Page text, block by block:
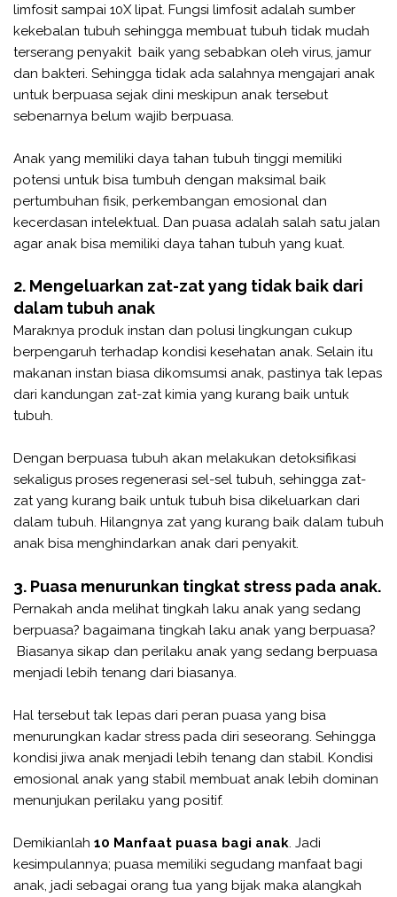
limfosit sampai 10X lipat. Fungsi limfosit adalah sumber
kekebalan tubuh sehingga membuat tubuh tidak mudah
terserang penyakit baik yang sebabkan oleh virus, jamur
dan bakteri. Sehingga tidak ada salahnya mengajari anak
untuk berpuasa sejak dini meskipun anak tersebut
sebenarnya belum wajib berpuasa.
Anak yang memiliki daya tahan tubuh tinggi memiliki
potensi untuk bisa tumbuh dengan maksimal baik
pertumbuhan fisik, perkembangan emosional dan
kecerdasan intelektual. Dan puasa adalah salah satu jalan
agar anak bisa memiliki daya tahan tubuh yang kuat.
2. Mengeluarkan zat-zat yang tidak baik dari
dalam tubuh anak
Maraknya produk instan dan polusi lingkungan cukup
berpengaruh terhadap kondisi kesehatan anak. Selain itu
makanan instan biasa dikomsumsi anak, pastinya tak lepas
dari kandungan zat-zat kimia yang kurang baik untuk
tubuh.
Dengan berpuasa tubuh akan melakukan detoksifikasi
sekaligus proses regenerasi sel-sel tubuh, sehingga zat-
zat yang kurang baik untuk tubuh bisa dikeluarkan dari
dalam tubuh. Hilangnya zat yang kurang baik dalam tubuh
anak bisa menghindarkan anak dari penyakit.
3. Puasa menurunkan tingkat stress pada anak.
Pernakah anda melihat tingkah laku anak yang sedang
berpuasa? bagaimana tingkah laku anak yang berpuasa?
Biasanya sikap dan perilaku anak yang sedang berpuasa
menjadi lebih tenang dari biasanya.
Hal tersebut tak lepas dari peran puasa yang bisa
menurungkan kadar stress pada diri seseorang. Sehingga
kondisi jiwa anak menjadi lebih tenang dan stabil. Kondisi
emosional anak yang stabil membuat anak lebih dominan
menunjukan perilaku yang positif.
Demikianlah 10 Manfaat puasa bagi anak. Jadi
kesimpulannya; puasa memiliki segudang manfaat bagi
anak, jadi sebagai orang tua yang bijak maka alangkah